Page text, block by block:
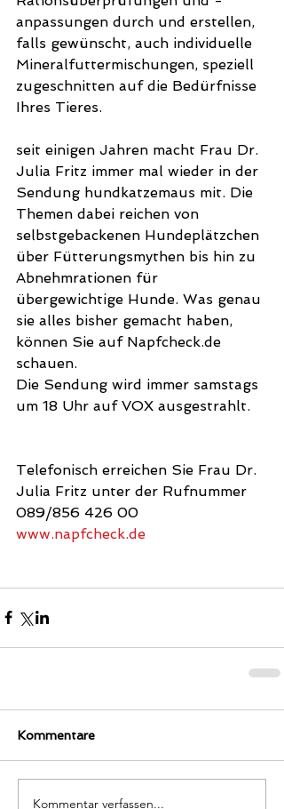
anpassungen durch und erstellen,
falls gewünscht, auch individuelle
Mineralfuttermischungen, speziell
zugeschnitten auf die Bedürfnisse
Ihres Tieres.
seit einigen Jahren macht Frau Dr.
Julia Fritz immer mal wieder in der
Sendung hundkatzemaus mit. Die
Themen dabei reichen von
selbstgebackenen Hundeplätzchen
über Fütterungsmythen bis hin zu
Abnehmrationen für
übergewichtige Hunde. Was genau
sie alles bisher gemacht haben,
können Sie auf Napfcheck.de
schauen.
Die Sendung wird immer samstags
um 18 Uhr auf VOX ausgestrahlt.
Telefonisch erreichen Sie Frau Dr.
Julia Fritz unter der Rufnummer
089/856 426 00
www.napfcheck.de
Kommentare
Kommentar verfassen...